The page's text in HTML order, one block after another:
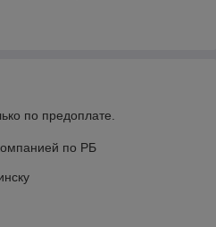
по предоплате.
по РБ